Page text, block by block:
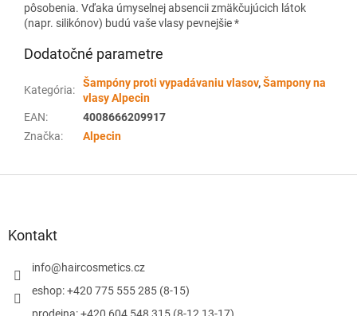
pôsobenia. Vďaka úmyselnej absencii zmäkčujúcich látok
(napr. silikónov) budú vaše vlasy pevnejšie *
Dodatočné parametre
Kategória:
Šampóny proti vypadávaniu vlasov,Šampony na
vlasy Alpecin
EAN:
4008666209917
Značka: Alpecin
Kontakt
info@haircosmetics.cz
eshop: +420 775 555 285 (8-15)